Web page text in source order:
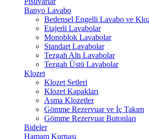
Banyo Lavabo
Bedensel Engelli Lavabo ve
Etajerli Lavabolar
Monoblok Lavabolar
Standart Lavabolar
Tezgah Altı Lavabolar
Tezgah Üstü Lavabolar
Klozet
Klozet Setleri
Klozet Kapakları
Asma Klozetler
Gömme Rezervuar ve İç Takım
Gömme Rezervuar Butonları
Bideler
Hamam Kurnası